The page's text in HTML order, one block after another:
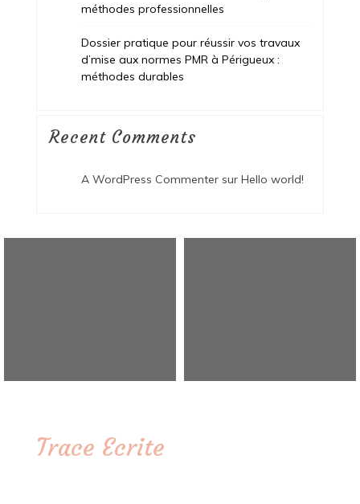
méthodes professionnelles
Dossier pratique pour réussir vos travaux
d’mise aux normes PMR à Périgueux :
méthodes durables
Recent Comments
A WordPress Commentersur Hello world!
Trace Ecrite